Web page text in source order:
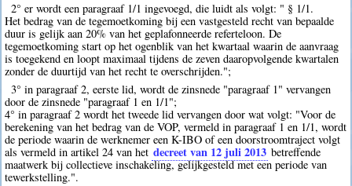
2° er wordt een paragraaf 1/1 ingevoegd, die luidt als volgt: " § 1/1.
Het bedrag van de tegemoetkoming bij een vastgesteld recht van bepaalde
duur is gelijk aan 20% van het geplafonneerde referteloon. De
tegemoetkoming start op het ogenblik van het kwartaal waarin de aanvraag
is toegekend en loopt maximaal tijdens de zeven daaropvolgende kwartalen
zonder de duurtijd van het recht te overschrijden.";
3° in paragraaf 2, eerste lid, wordt de zinsnede "paragraaf 1" vervangen
door de zinsnede "paragraaf 1 en 1/1";
4° in paragraaf 2 wordt het tweede lid vervangen door wat volgt: "Voor de
berekening van het bedrag van de VOP, vermeld in paragraaf 1 en 1/1, wordt
de periode waarin de werknemer een K-IBO of een doorstroomtraject volgt
als vermeld in artikel 24 van het decreet van 12 juli 2013 betreffende
maatwerk bij collectieve inschakeling, gelijkgesteld met een periode van
tewerkstelling.".